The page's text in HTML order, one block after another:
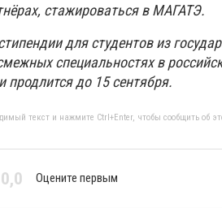
стажироваться в МАГАТЭ.
для студентов из
специальностях в
продлится до 15 сентября.
текст и нажмите Ctrl+Enter, чтобы сообщить об
0,0 Оцените первым